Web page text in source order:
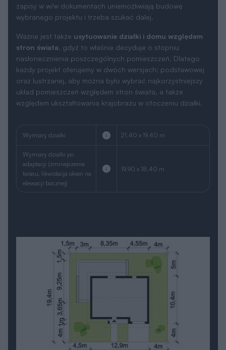
zapisy w w/w dokumentach uniemożliwiają budowę
wybranego projektu i trzeba szukać dalej.
Ważne jest także usytuowanie działki i domu względem
stron świata, gdyż to właśnie decyduje o stopniu
nasłonecznienia poszczególnych pomieszczeń. Dlatego
każdy projekt oferujemy w dwóch wersjach: podstawowej
oraz lustrzanej, aby można było wybrać najkorzystniejszy
układ pomieszczeń względem stron świata, a także
względem ukształtowania krajobrazu w otoczeniu działki.
Wymiary działki 21.40 x 19.40 m
Wymiary działki po
adaptacji (zmniejszenie
tarasu, likwidacja okien na
elewacji bocznej)
19.90 x 18.40 m